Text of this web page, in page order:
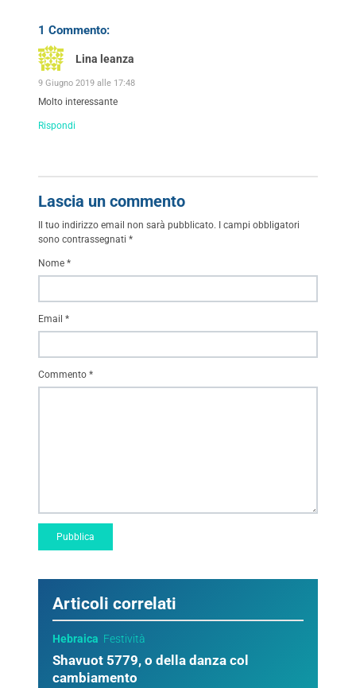
Articoli correlati
Hebraica Festività
Shavuot 5779, o della danza col
cambiamento
1 Commento:
Lina leanza
9 Giugno 2019 alle 17:48
Molto interessante
Rispondi
Lascia un commento
Il tuo indirizzo email non sarà pubblicato.
I campi obbligatori
sono contrassegnati *
Commento *
Nome *
Email *